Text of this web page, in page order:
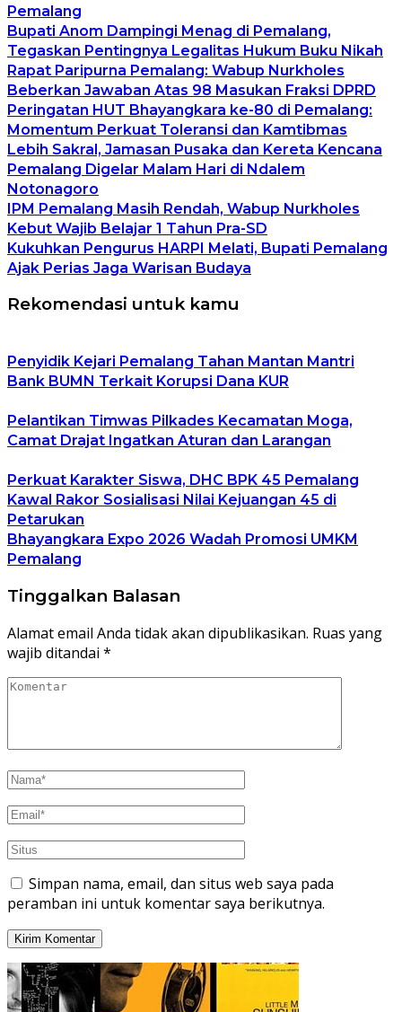
Pemalang
Bupati Anom Dampingi Menag di Pemalang,
Tegaskan Pentingnya Legalitas Hukum Buku Nikah
Rapat Paripurna Pemalang: Wabup Nurkholes
Beberkan Jawaban Atas 98 Masukan Fraksi DPRD
Peringatan HUT Bhayangkara ke-80 di Pemalang:
Momentum Perkuat Toleransi dan Kamtibmas
Lebih Sakral, Jamasan Pusaka dan Kereta Kencana
Pemalang Digelar Malam Hari di Ndalem
Notonagoro
IPM Pemalang Masih Rendah, Wabup Nurkholes
Kebut Wajib Belajar 1 Tahun Pra-SD
Kukuhkan Pengurus HARPI Melati, Bupati Pemalang
Ajak Perias Jaga Warisan Budaya
Rekomendasi untuk kamu
Penyidik Kejari Pemalang Tahan Mantan Mantri
Bank BUMN Terkait Korupsi Dana KUR
Pelantikan Timwas Pilkades Kecamatan Moga,
Camat Drajat Ingatkan Aturan dan Larangan
Perkuat Karakter Siswa, DHC BPK 45 Pemalang
Kawal Rakor Sosialisasi Nilai Kejuangan 45 di
Petarukan
Bhayangkara Expo 2026 Wadah Promosi UMKM
Pemalang
Tinggalkan Balasan
Alamat email Anda tidak akan dipublikasikan. Ruas yang
wajib ditandai *
Simpan nama, email, dan situs web saya pada
peramban ini untuk komentar saya berikutnya.